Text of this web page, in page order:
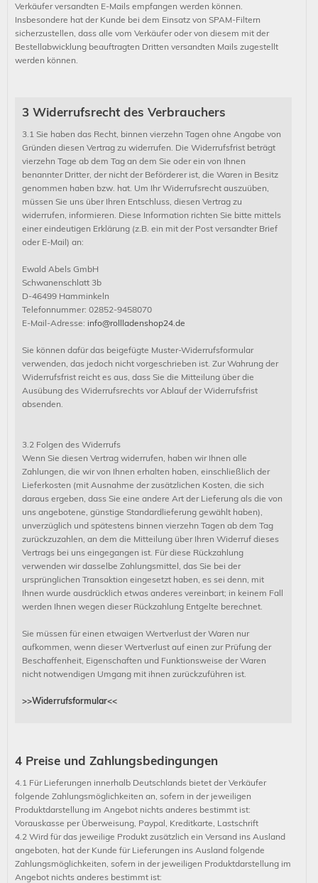
Verkäufer versandten E-Mails empfangen werden können.
Insbesondere hat der Kunde bei dem Einsatz von SPAM-Filtern
sicherzustellen, dass alle vom Verkäufer oder von diesem mit der
Bestellabwicklung beauftragten Dritten versandten Mails zugestellt
werden können.
3 Widerrufsrecht des Verbrauchers
3.1 Sie haben das Recht, binnen vierzehn Tagen ohne Angabe von
Gründen diesen Vertrag zu widerrufen. Die Widerrufsfrist beträgt
vierzehn Tage ab dem Tag an dem Sie oder ein von Ihnen
benannter Dritter, der nicht der Beförderer ist, die Waren in Besitz
genommen haben bzw. hat. Um Ihr Widerrufsrecht auszuüben,
müssen Sie uns über Ihren Entschluss, diesen Vertrag zu
widerrufen, informieren. Diese Information richten Sie bitte mittels
einer eindeutigen Erklärung (z.B. ein mit der Post versandter Brief
oder E-Mail) an:
Ewald Abels GmbH
Schwanenschlatt 3b
D-46499 Hamminkeln
Telefonnummer: 02852-9458070
E-Mail-Adresse: info@rollladenshop24.de
Sie können dafür das beigefügte Muster-Widerrufsformular
verwenden, das jedoch nicht vorgeschrieben ist. Zur Wahrung der
Widerrufsfrist reicht es aus, dass Sie die Mitteilung über die
Ausübung des Widerrufsrechts vor Ablauf der Widerrufsfrist
absenden.
3.2 Folgen des Widerrufs
Wenn Sie diesen Vertrag widerrufen, haben wir Ihnen alle
Zahlungen, die wir von Ihnen erhalten haben, einschließlich der
Lieferkosten (mit Ausnahme der zusätzlichen Kosten, die sich
daraus ergeben, dass Sie eine andere Art der Lieferung als die von
uns angebotene, günstige Standardlieferung gewählt haben),
unverzüglich und spätestens binnen vierzehn Tagen ab dem Tag
zurückzuzahlen, an dem die Mitteilung über Ihren Widerruf dieses
Vertrags bei uns eingegangen ist. Für diese Rückzahlung
verwenden wir dasselbe Zahlungsmittel, das Sie bei der
ursprünglichen Transaktion eingesetzt haben, es sei denn, mit
Ihnen wurde ausdrücklich etwas anderes vereinbart; in keinem Fall
werden Ihnen wegen dieser Rückzahlung Entgelte berechnet.
Sie müssen für einen etwaigen Wertverlust der Waren nur
aufkommen, wenn dieser Wertverlust auf einen zur Prüfung der
Beschaffenheit, Eigenschaften und Funktionsweise der Waren
nicht notwendigen Umgang mit ihnen zurückzuführen ist.
>>Widerrufsformular<<
4 Preise und Zahlungsbedingungen
4.1 Für Lieferungen innerhalb Deutschlands bietet der Verkäufer
folgende Zahlungsmöglichkeiten an, sofern in der jeweiligen
Produktdarstellung im Angebot nichts anderes bestimmt ist:
Vorauskasse per Überweisung, Paypal, Kreditkarte, Lastschrift
4.2 Wird für das jeweilige Produkt zusätzlich ein Versand ins Ausland
angeboten, hat der Kunde für Lieferungen ins Ausland folgende
Zahlungsmöglichkeiten, sofern in der jeweiligen Produktdarstellung im
Angebot nichts anderes bestimmt ist: